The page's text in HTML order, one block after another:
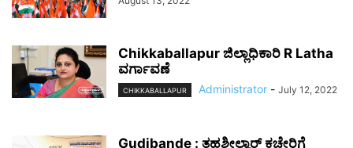
Chikkaballapur ಜಿಲ್ಲಾಧಿಕಾರಿ R Latha
ವರ್ಗಾವಣೆ
CHIKKABALLAPUR Administrator - July 12, 2022
Gudibande : ತಹಶೀಲ್ದಾರ್ ಕಚೇರಿಗೆ